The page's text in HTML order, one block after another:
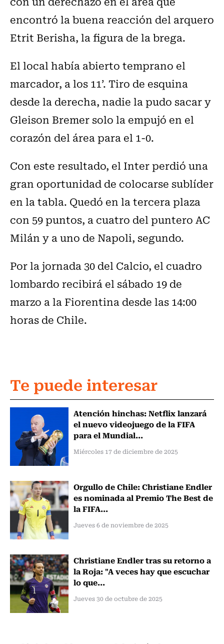
encontró la buena reacción del arquero
Etrit Berisha, la figura de la brega.
El local había abierto temprano el
marcador, a los 11’. Tiro de esquina
desde la derecha, nadie la pudo sacar y
Gleison Bremer solo la empujó en el
corazón del área para el 1-0.
Con este resultado, el Inter perdió una
gran oportunidad de colocarse sublíder
en la tabla. Quedó en la tercera plaza
con 59 puntos, a cuatro del puntero AC
Milán y a uno de Napoli, segundo.
Por la jornada 30 del Calcio, el cuadro
lombardo recibirá el sábado 19 de
marzo a la Fiorentina desde las 14:00
horas de Chile.
Te puede interesar
Atención hinchas: Netflix lanzará
el nuevo videojuego de la FIFA
para el Mundial...
Miércoles 17 de diciembre de 2025
Orgullo de Chile: Christiane Endler
es nominada al Premio The Best de
la FIFA...
Jueves 6 de noviembre de 2025
Christiane Endler tras su retorno a
la Roja: "A veces hay que escuchar
lo que...
Jueves 30 de octubre de 2025